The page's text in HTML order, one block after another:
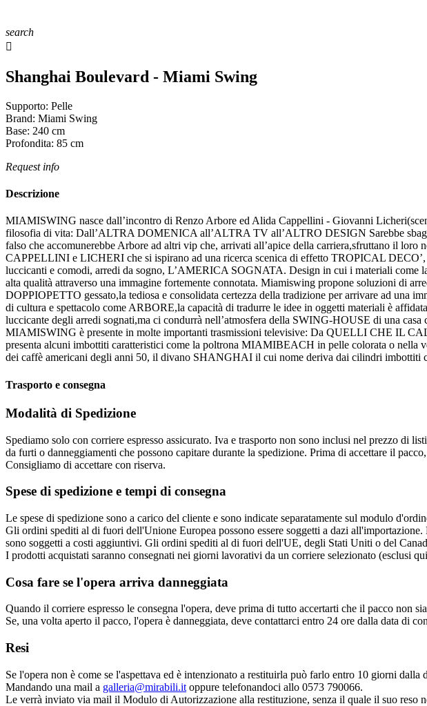
search

Shanghai Boulevard - Miami Swing
Supporto: Pelle
Brand: Miami Swing
Base: 240 cm
Profondita: 85 cm
Request info
Descrizione
MIAMISWING nasce dall’incontro di Renzo Arbore ed Alida Cappellini - Giovanni
filosofia di vita: Dall’ALTRA DOMENICA all’ALTRA TV all’ALTRO DESIGN Sarebbe
falso che accomunerebbe Arbore ad altri vip che, arrivati all’apice della carriera,sfruttano il
CAPPELLINI e LICHERI che si ispirano ad una ricerca scenica di effetto TROPICAL
luccicanti e comodi, arredi da sogno, L’AMERICA SOGNATA. Design in cui i materiali come
alta qualità attraverso una immagine fortemente connotata. Miamiswing propone soluzioni di
DOPPIOPETTO gessato,la tediosa e consolidata certezza della tradizione per arrivare ad
di cultura e spettacolo come ARBORE,la capacità di tradurre le idee in oggetti materiali è
luccicante degli arredi sognati,ma ci condurrà nell’atmosfera della SWING-HOUSE di una
MIAMISWING è presente in molte importanti trasmissioni televisive: Da QUELLI CHE
presenta alcuni imbottiti caratteristici come la poltrona MIAMIBEACH in pelle colorata o
dei caffè americani degli anni 50, il divano SHANGHAI il cui nome deriva dai cilindri imbottiti
Trasporto e consegna
Modalità di Spedizione
Spediamo solo con corriere espresso assicurato. Iva e trasporto non sono inclusi nel prezzo di
da furti o danneggiamenti che possono capitare durante la spedizione. Prima di accettare il
Consigliamo di accettare con riserva.
Spese di spedizione e tempi di consegna
Le spese di spedizione sono a carico del cliente e sono indicate separatamente sul modulo
Gli ordini spediti al di fuori dell'Unione Europea possono essere soggetti a dazi
sono soggetti a costi aggiuntivi. Gli ordini spediti al di fuori dell'UE, degli Stati Uniti o del
I prodotti acquistati saranno consegnati nei giorni lavorativi da un corriere selezionato (esclusi
Cosa fare se l'opera arriva danneggiata
Quando il corriere espresso le consegna l'opera, deve prima di tutto accertarti che il pacco non
Se, una volta aperto il pacco, l'opera è danneggiata, deve contattarci entro 24 ore dalla data di
Resi
Se l'opera non è come se l'aspettava ed è intenzionato a restituirla può farlo entro 10 giorni dalla
Mandando una mail a galleria@mirabili.it oppure telefonandoci allo 0573 790066.
Le verrà inviato via mail il Modulo di Autorizzazione alla restituzione, senza il quale il suo reso